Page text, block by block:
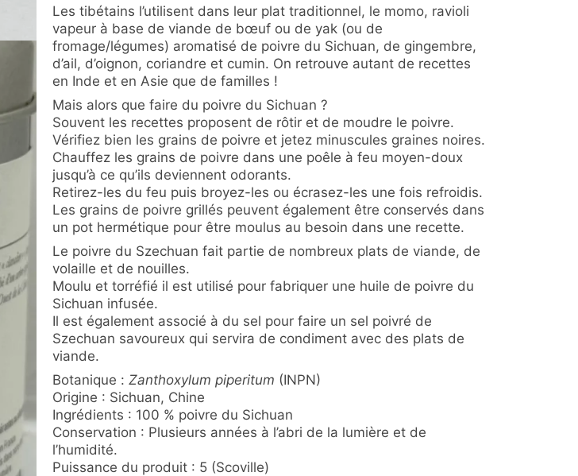
Les tibétains l’utilisent dans leur plat traditionnel, le momo, ravioli
vapeur à base de viande de bœuf ou de yak (ou de
fromage/légumes) aromatisé de poivre du Sichuan, de gingembre,
d’ail, d’oignon, coriandre et cumin. On retrouve autant de recettes
en Inde et en Asie que de familles !
Mais alors que faire du poivre du Sichuan ?
Souvent les recettes proposent de rôtir et de moudre le poivre.
Vérifiez bien les grains de poivre et jetez minuscules graines noires.
Chauffez les grains de poivre dans une poêle à feu moyen-doux
jusqu’à ce qu’ils deviennent odorants.
Retirez-les du feu puis broyez-les ou écrasez-les une fois refroidis.
Les grains de poivre grillés peuvent également être conservés dans
un pot hermétique pour être moulus au besoin dans une recette.
Le poivre du Szechuan fait partie de nombreux plats de viande, de
volaille et de nouilles.
Moulu et torréfié il est utilisé pour fabriquer une huile de poivre du
Sichuan infusée.
Il est également associé à du sel pour faire un sel poivré de
Szechuan savoureux qui servira de condiment avec des plats de
viande.
Botanique : Zanthoxylum piperitum (INPN)
Origine : Sichuan, Chine
Ingrédients : 100 % poivre du Sichuan
Conservation : Plusieurs années à l’abri de la lumière et de
l’humidité.
Puissance du produit : 5 (Scoville)